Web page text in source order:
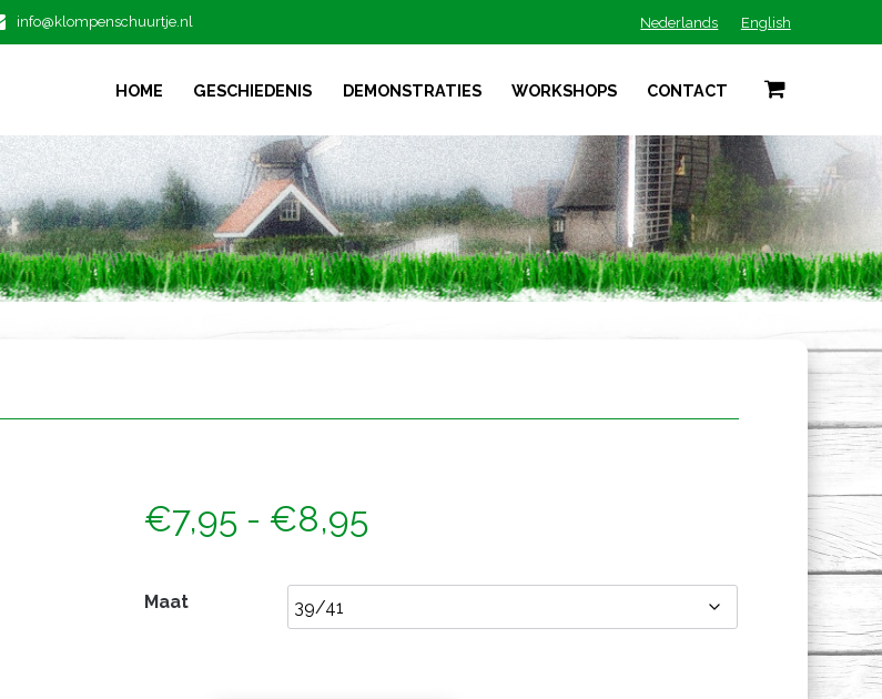
info@klompenschuurtje.nl Nederlands English
HOME GESCHIEDENIS DEMONSTRATIES WORKSHOPS CONTACT
€7,95 - €8,95Prijsklasse:
Maat